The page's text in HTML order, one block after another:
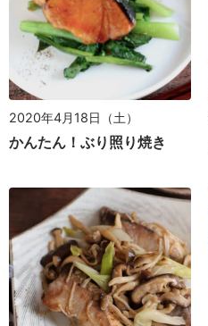
2020年4月18日（土）
かんたん！ぶり照り焼き